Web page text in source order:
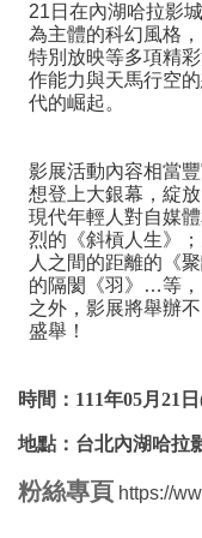
21日在內湖哈拉影
為主體的科幻風格
特別放映等多項精
作能力與天馬行空
代的崛起。
影展活動內容相當
想登上大銀幕，綻
現代年輕人對自媒
烈的《斜槓人生》
人之間的距離的《
的隔閡《羽》…等
之外，影展將舉辦
盛舉！
時間：111年05月21
地點：台北內湖哈拉
粉絲專頁 https://